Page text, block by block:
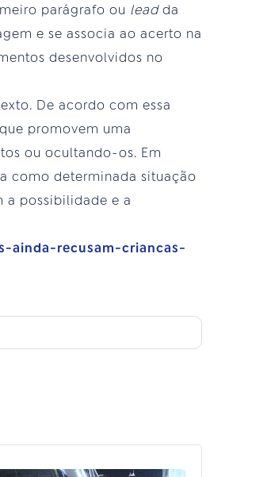
parágrafo ou leadda
e se associa ao acerto na
desenvolvidos no
De acordo com essa
promovem uma
ou ocultando-os. Em
como determinada situação
a possibilidade e a
ainda-recusam-criancas-